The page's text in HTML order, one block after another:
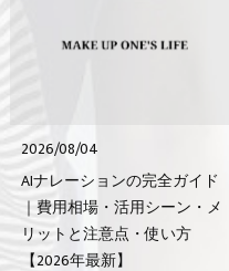
2026/08/04
AIナレーションの完全ガイド
｜費用相場・活用シーン・メ
リットと注意点・使い方
【2026年最新】